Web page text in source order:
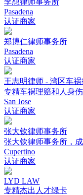
Pasadena
认证商家
郑博仁律师事务所
Pasadena
认证商家
王志明律师 - 湾区车
专精车祸理赔和人身
San Jose
认证商家
张大钦律师事务所
张大钦律师事务所，
Cupertino
认证商家
LYD LAW
专精杰出人才绿卡